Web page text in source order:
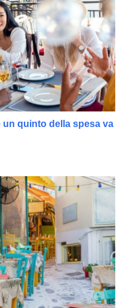
quinto della spesa va